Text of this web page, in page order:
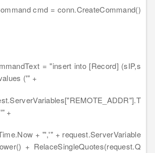
cmd = conn.CreateCommand()
= "insert into [Record] (sIP,s
('" +
+
+ "','" + request.ServerVariable
+ RelaceSingleQuotes(request.Q